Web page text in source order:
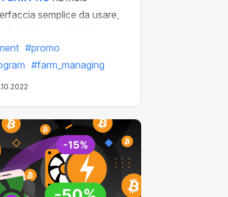
semplice da usare,
di spazio, e soluzioni
creare farm senza un PC;
ha qualcos'altro per te.
è semplice:
#promo
#farm_managing